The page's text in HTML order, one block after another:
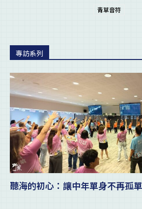
青草音符
專訪系列
聽海的初心：讓中年單身不再孤